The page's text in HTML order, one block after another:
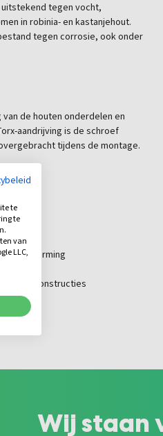
tegen vocht,
in robinia- en kastanjehout.
tegen corrosie, ook onder
de houten onderdelen en
aandrijving is de schroef
tijdens de montage.
mm
constructies
Wij staan
te
te
van
LLC,